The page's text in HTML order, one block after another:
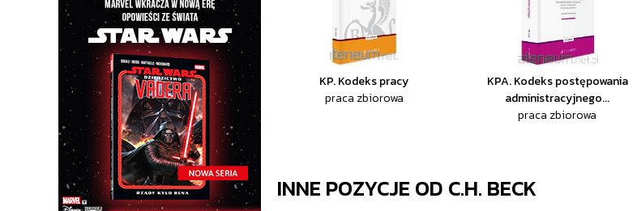
KP. Kodeks pracy
praca zbiorowa
KPA. Kodeks postępowania
administracyjnego...
praca zbiorowa
INNE POZYCJE OD C.H. BECK